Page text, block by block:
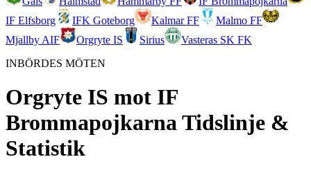
IF Elfsborg
IFK Goteborg Kalmar FF
Malmo FF
Mjallby AIF
Orgryte IS Sirius
Vasteras SK FK
INBÖRDES MÖTEN
Orgryte IS mot IF
BrommapojkarnaTidslinje &
Statistik